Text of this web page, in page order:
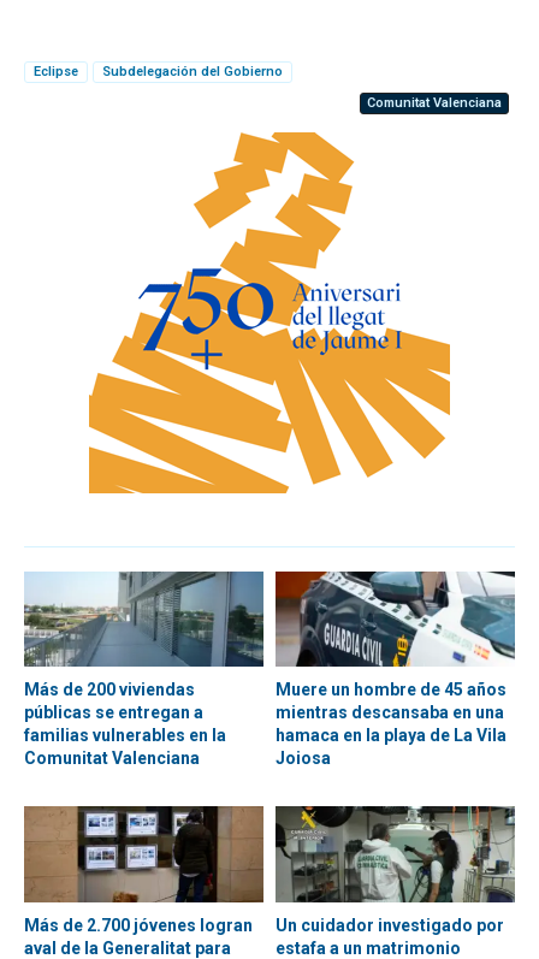
Eclipse
Subdelegación del Gobierno
Comunitat Valenciana
Más de 200 viviendas
públicas se entregan a
familias vulnerables en la
Comunitat Valenciana
Muere un hombre de 45 años
mientras descansaba en una
hamaca en la playa de La Vila
Joiosa
Más de 2.700 jóvenes logran
aval de la Generalitat para
Un cuidador investigado por
estafa a un matrimonio